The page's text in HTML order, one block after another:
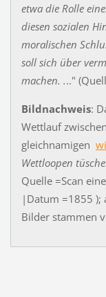
etwa die Rolle
diesen sozialen
moralischen
soll sich über
machen. ..."
Bildnachweis:
Wettlauf
gleichnamigen
Wettloopen
Quelle =Scan
|Datum =1855 );
Bilder stammen